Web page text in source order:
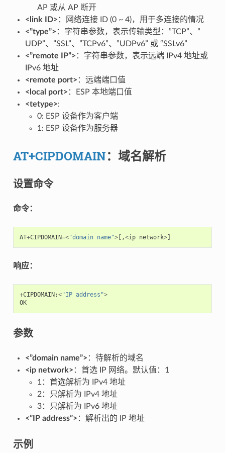
AP 或从 AP 断开
<link ID> ：网络连接 ID (0 ~ 4)，用于多连接的情况
<”type”> ：字符串参数，表示传输类型：”TCP”、”
UDP”、”SSL”、”TCPv6”、”UDPv6” 或 “SSLv6”
<”remote IP”> ：字符串参数，表示远端 IPv4 地址或
IPv6 地址
<remote port> ：远端端口值
<local port> ：ESP 本地端口值
<tetype>:
0: ESP 设备作为客户端
1: ESP 设备作为服务器
AT+CIPDOMAIN：域名解析
设置命令
命令：
AT+CIPDOMAIN=<"domain name">[,<ip network>]
响应：
+CIPDOMAIN:<"IP address">
OK
参数
<”domain name”> ：待解析的域名
<ip network> ：首选 IP 网络。默认值：1
1：首选解析为 IPv4 地址
2：只解析为 IPv4 地址
3：只解析为 IPv6 地址
<”IP address”> ：解析出的 IP 地址
示例